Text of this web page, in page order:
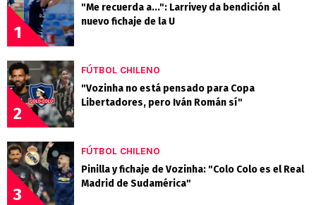
1
"Me recuerda a...": Larrivey da bendición al
nuevo fichaje de la U
2
FÚTBOL CHILENO
"Vozinha no está pensado para Copa
Libertadores, pero Iván Román sí"
3
FÚTBOL CHILENO
Pinilla y fichaje de Vozinha: "Colo Colo es el Real
Madrid de Sudamérica"